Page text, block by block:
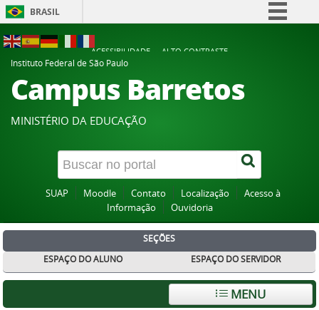
BRASIL
Participe
Acesso à informação
Canais
ACESSIBILIDADE
ALTO CONTRASTE
Instituto Federal de São Paulo
Campus Barretos
MINISTÉRIO DA EDUCAÇÃO
SUAP Moodle Contato Localização
Acesso à
Informação
Ouvidoria
SEÇÕES
ESPAÇO DO ALUNO
ESPAÇO DO SERVIDOR
MENU